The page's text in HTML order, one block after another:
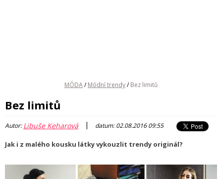
MÓDA/ Módní trendy/ Bez limitů
Bez limitů
Autor:Libuše Keharová | datum: 02.08.2016 09:55
Jak i z malého kousku látky vykouzlit trendy originál?